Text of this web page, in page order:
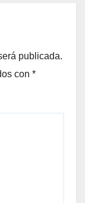
publicada.
con *